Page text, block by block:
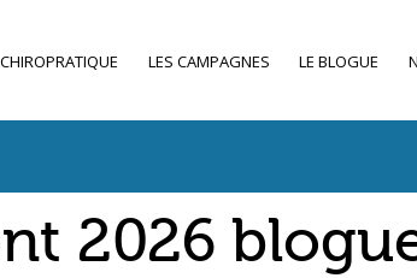
LES CAMPAGNES LE BLOGUE
2026